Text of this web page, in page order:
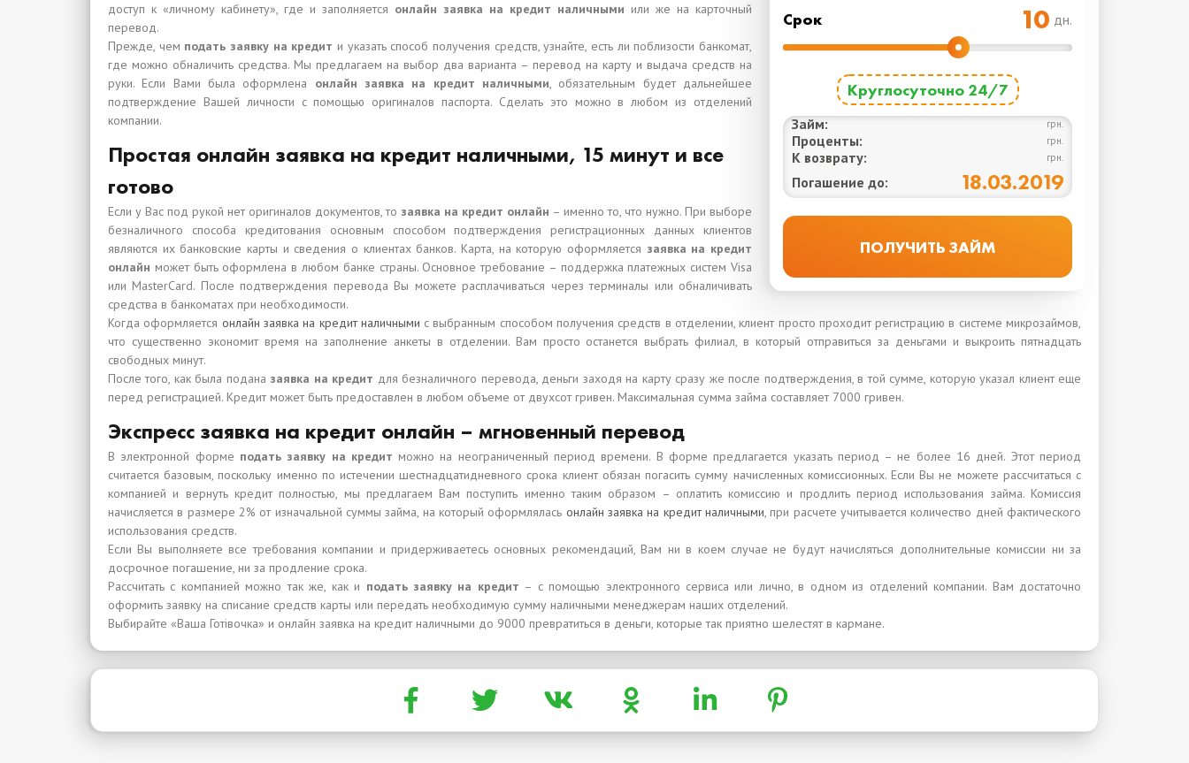
Срок дн.
Круглосуточно 24/7
Займ: грн.
Проценты: грн.
К возврату: грн.
Погашение до: 18.03.2019
доступ к «личному кабинету», где и заполняется онлайн заявка на кредит наличными или же на карточный
перевод.
Прежде, чем подать заявку на кредит и указать способ получения средств, узнайте, есть ли поблизости банкомат,
где можно обналичить средства. Мы предлагаем на выбор два варианта – перевод на карту и выдача средств на
руки. Если Вами была оформлена онлайн заявка на кредит наличными, обязательным будет дальнейшее
подтверждение Вашей личности с помощью оригиналов паспорта. Сделать это можно в любом из отделений
компании.
Простая онлайн заявка на кредит наличными, 15 минут и все
готово
Если у Вас под рукой нет оригиналов документов, то заявка на кредит онлайн – именно то, что нужно. При выборе
безналичного способа кредитования основным способом подтверждения регистрационных данных клиентов
являются их банковские карты и сведения о клиентах банков. Карта, на которую оформляется заявка на кредит
онлайн может быть оформлена в любом банке страны. Основное требование – поддержка платежных систем Visa
или MasterCard. После подтверждения перевода Вы можете расплачиваться через терминалы или обналичивать
средства в банкоматах при необходимости.
Когда оформляется онлайн заявка на кредит наличными с выбранным способом получения средств в отделении, клиент просто проходит регистрацию в системе микрозаймов,
что существенно экономит время на заполнение анкеты в отделении. Вам просто останется выбрать филиал, в который отправиться за деньгами и выкроить пятнадцать
свободных минут.
После того, как была подана заявка на кредит для безналичного перевода, деньги заходя на карту сразу же после подтверждения, в той сумме, которую указал клиент еще
перед регистрацией. Кредит может быть предоставлен в любом объеме от двухсот гривен. Максимальная сумма займа составляет 7000 гривен.
Экспресс заявка на кредит онлайн – мгновенный перевод
В электронной форме подать заявку на кредит можно на неограниченный период времени. В форме предлагается указать период – не более 16 дней. Этот период
считается базовым, поскольку именно по истечении шестнадцатидневного срока клиент обязан погасить сумму начисленных комиссионных. Если Вы не можете рассчитаться с
компанией и вернуть кредит полностью, мы предлагаем Вам поступить именно таким образом – оплатить комиссию и продлить период использования займа. Комиссия
начисляется в размере 2% от изначальной суммы займа, на который оформлялась онлайн заявка на кредит наличными, при расчете учитывается количество дней фактического
использования средств.
Если Вы выполняете все требования компании и придерживаетесь основных рекомендаций, Вам ни в коем случае не будут начисляться дополнительные комиссии ни за
досрочное погашение, ни за продление срока.
Рассчитать с компанией можно так же, как и подать заявку на кредит – с помощью электронного сервиса или лично, в одном из отделений компании. Вам достаточно
оформить заявку на списание средств карты или передать необходимую сумму наличными менеджерам наших отделений.
Выбирайте «Ваша Готівочка» и онлайн заявка на кредит наличными до 9000 превратиться в деньги, которые так приятно шелестят в кармане.